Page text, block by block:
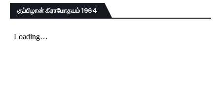
குப்பிழான் கிராமோதயம் 1964